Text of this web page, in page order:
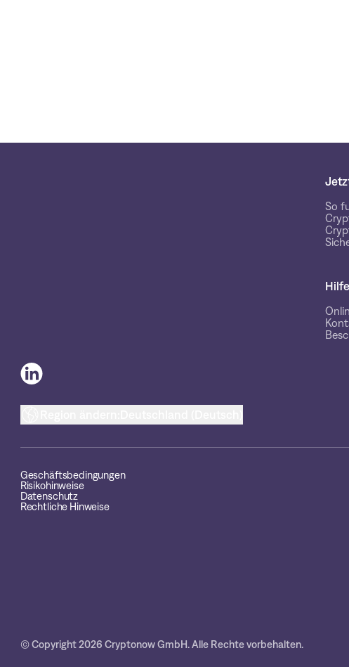
So
Hilfe
Geschäftsbedingungen
Risikohinweise
Datenschutz
Rechtliche Hinweise
© Copyright 2026 Cryptonow GmbH. Alle Rechte vorbehalten.